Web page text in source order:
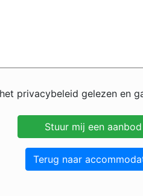
privacybeleid gelezen en
Terug naar